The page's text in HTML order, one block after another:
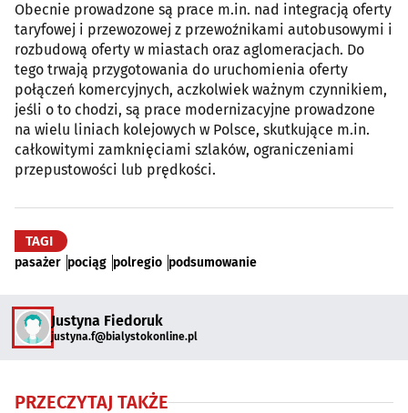
Obecnie prowadzone są prace m.in. nad integracją oferty
taryfowej i przewozowej z przewoźnikami autobusowymi i
rozbudową oferty w miastach oraz aglomeracjach. Do
tego trwają przygotowania do uruchomienia oferty
połączeń komercyjnych, aczkolwiek ważnym czynnikiem,
jeśli o to chodzi, są prace modernizacyjne prowadzone
na wielu liniach kolejowych w Polsce, skutkujące m.in.
całkowitymi zamknięciami szlaków, ograniczeniami
przepustowości lub prędkości.
TAGI
pasażer pociąg polregio podsumowanie
Justyna Fiedoruk
justyna.f@bialystokonline.pl
PRZECZYTAJ TAKŻE